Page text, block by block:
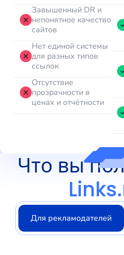
Завышенный DR и
непонятное качество
сайтов
Нет единой системы
для разных типов
ссылок
Отсутствие
прозрачности в
ценах и отчётности
Что вы
Для рекламодателей